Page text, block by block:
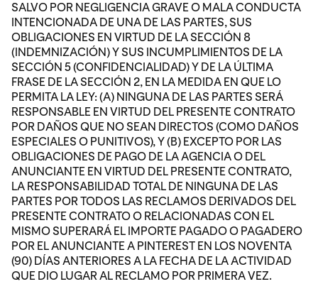
SALVO POR NEGLIGENCIA GRAVE O MALA CONDUCTA
INTENCIONADA DE UNA DE LAS PARTES, SUS
OBLIGACIONES EN VIRTUD DE LA SECCIÓN 8
(INDEMNIZACIÓN) Y SUS INCUMPLIMIENTOS DE LA
SECCIÓN 5 (CONFIDENCIALIDAD) Y DE LA ÚLTIMA
FRASE DE LA SECCIÓN 2, EN LA MEDIDA EN QUE LO
PERMITA LA LEY: (A) NINGUNA DE LAS PARTES SERÁ
RESPONSABLE EN VIRTUD DEL PRESENTE CONTRATO
POR DAÑOS QUE NO SEAN DIRECTOS (COMO DAÑOS
ESPECIALES O PUNITIVOS), Y (B) EXCEPTO POR LAS
OBLIGACIONES DE PAGO DE LA AGENCIA O DEL
ANUNCIANTE EN VIRTUD DEL PRESENTE CONTRATO,
LA RESPONSABILIDAD TOTAL DE NINGUNA DE LAS
PARTES POR TODOS LAS RECLAMOS DERIVADOS DEL
PRESENTE CONTRATO O RELACIONADAS CON EL
MISMO SUPERARÁ EL IMPORTE PAGADO O PAGADERO
POR EL ANUNCIANTE A PINTEREST EN LOS NOVENTA
(90) DÍAS ANTERIORES A LA FECHA DE LA ACTIVIDAD
QUE DIO LUGAR AL RECLAMO POR PRIMERA VEZ.